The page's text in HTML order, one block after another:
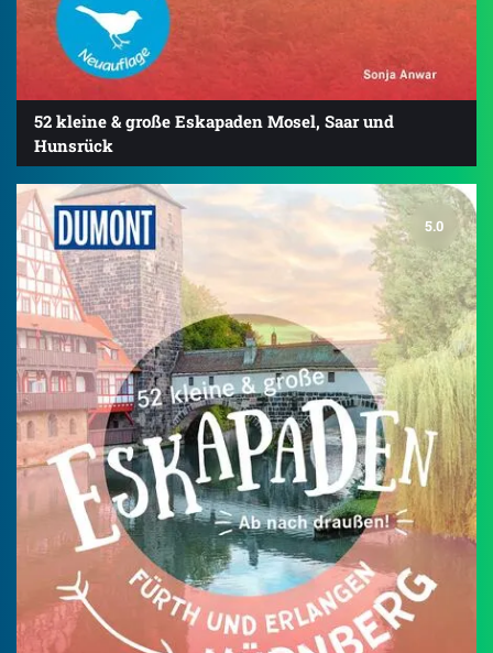
52 kleine & große Eskapaden Mosel, Saar und
Hunsrück
5.0